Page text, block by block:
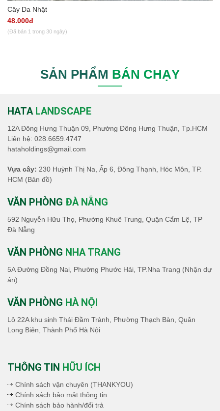
Cây Da Nhật
48.000đ
(Đã bán 1 trong 30 ngày)
SẢN PHẨM BÁN CHẠY
HATA LANDSCAPE
12A Đông Hưng Thuận 09, Phường Đông Hưng Thuận, Tp.HCM
Liên hệ: 028.6659.4747
hataholdings@gmail.com
Vựa cây: 230 Huỳnh Thị Na, Ấp 6, Đông Thạnh, Hóc Môn, TP.
HCM (Bản đồ)
VĂN PHÒNG ĐÀ NẴNG
592 Nguyễn Hữu Thọ, Phường Khuê Trung, Quận Cẩm Lệ, TP
Đà Nẵng
VĂN PHÒNG NHA TRANG
5A Đường Đồng Nai, Phường Phước Hải, TP.Nha Trang (Nhận dự
án)
VĂN PHÒNG HÀ NỘI
Lô 22A khu sinh Thái Đầm Trành, Phường Thạch Bàn, Quân
Long Biên, Thành Phố Hà Nội
THÔNG TIN HỮU ÍCH
Chính sách vận chuyên (THANKYOU)
Chính sách bảo mật thông tin
Chính sách bảo hành/đổi trả